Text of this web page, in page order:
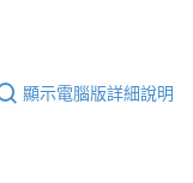
顯示電腦版詳細說明